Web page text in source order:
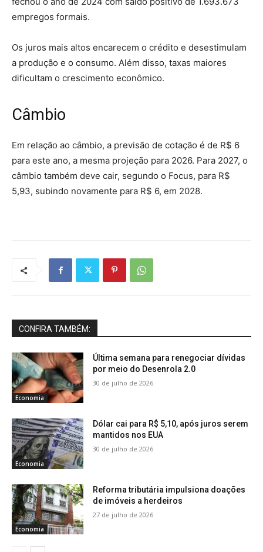
empregos formais.
Os juros mais altos encarecem o crédito e desestimulam
a produção e o consumo. Além disso, taxas maiores
dificultam o crescimento econômico.
Câmbio
Em relação ao câmbio, a previsão de cotação é de R$ 6
para este ano, a mesma projeção para 2026. Para 2027, o
câmbio também deve cair, segundo o Focus, para R$
5,93, subindo novamente para R$ 6, em 2028.
CONFIRA TAMBÉM:
Economia
Última semana para renegociar dívidas
por meio do Desenrola 2.0
30 de julho de 2026
Economia
Dólar cai para R$ 5,10, após juros serem
mantidos nos EUA
30 de julho de 2026
Economia
Reforma tributária impulsiona doações
de imóveis a herdeiros
27 de julho de 2026